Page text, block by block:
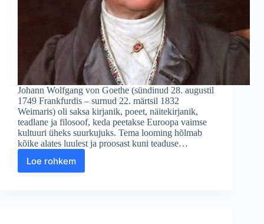
Johann Wolfgang von Goethe (sündinud 28. augustil
1749 Frankfurdis – surnud 22. märtsil 1832
Weimaris) oli saksa kirjanik, poeet, näitekirjanik,
teadlane ja filosoof, keda peetakse Euroopa vaimse
kultuuri üheks suurkujuks. Tema looming hõlmab
kõike alates luulest ja proosast kuni teaduse…
Loe rohkem
Johann